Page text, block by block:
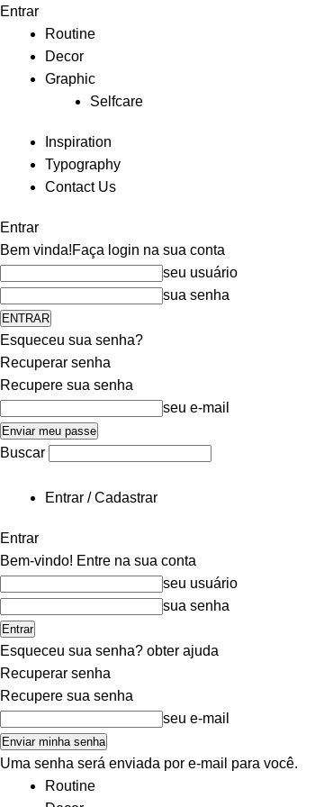
Entrar
Routine
Decor
Graphic
Selfcare
Inspiration
Typography
Contact Us
Entrar
Bem vinda!Faça login na sua conta
seu usuário
sua senha
Esqueceu sua senha?
Recuperar senha
Recupere sua senha
seu e-mail
Buscar
Entrar / Cadastrar
Entrar
Bem-vindo! Entre na sua conta
seu usuário
sua senha
Esqueceu sua senha? obter ajuda
Recuperar senha
Recupere sua senha
seu e-mail
Uma senha será enviada por e-mail para você.
Routine